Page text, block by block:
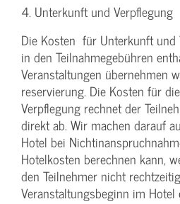
4. Unterkunft und Verpflegung
Die Kosten für Unterkunft
in den Teilnahmegebühren
Veranstaltungen übernehmen
reservierung. Die Kosten für
Verpflegung rechnet der
direkt ab. Wir machen darauf
Hotel bei
Hotelkosten berechnen kann,
den Teilnehmer nicht
Veranstaltungsbeginn im Hotel